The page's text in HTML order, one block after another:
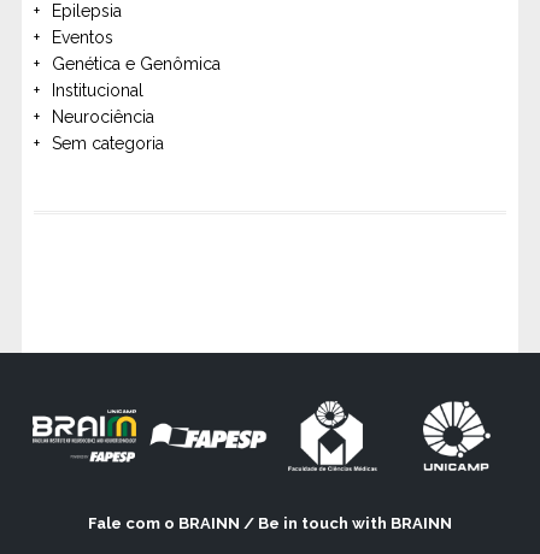
Epilepsia
Eventos
Genética e Genômica
Institucional
Neurociência
Sem categoria
Fale com o BRAINN / Be in touch with BRAINN